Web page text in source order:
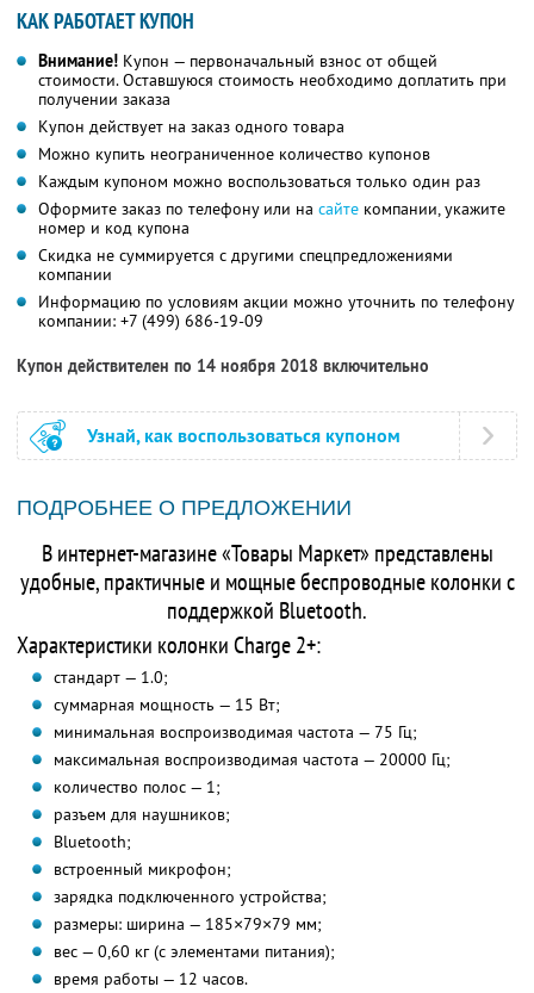
КАК РАБОТАЕТ КУПОН
Внимание! Купон — первоначальный взнос от общей
стоимости. Оставшуюся стоимость необходимо доплатить при
получении заказа
Купон действует на заказ одного товара
Можно купить неограниченное количество купонов
Каждым купоном можно воспользоваться только один раз
Оформите заказ по телефону или на сайте компании, укажите
номер и код купона
Скидка не суммируется с другими спецпредложениями
компании
Информацию по условиям акции можно уточнить по телефону
компании: +7 (499) 686-19-09
Купон действителен по 14 ноября 2018 включительно
Узнай, как воспользоваться купоном
ПОДРОБНЕЕ О ПРЕДЛОЖЕНИИ
В интернет-магазине «Товары Маркет» представлены
удобные, практичные и мощные беспроводные колонки с
поддержкой Bluetooth.
Характеристики колонки Charge 2+:
стандарт — 1.0;
суммарная мощность — 15 Вт;
минимальная воспроизводимая частота — 75 Гц;
максимальная воспроизводимая частота — 20000 Гц;
количество полос — 1;
разъем для наушников;
Bluetooth;
встроенный микрофон;
зарядка подключенного устройства;
размеры: ширина — 185×79×79 мм;
вес — 0,60 кг (с элементами питания);
время работы — 12 часов.